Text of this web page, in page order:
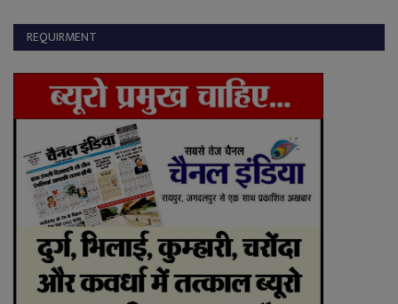
REQUIRMENT